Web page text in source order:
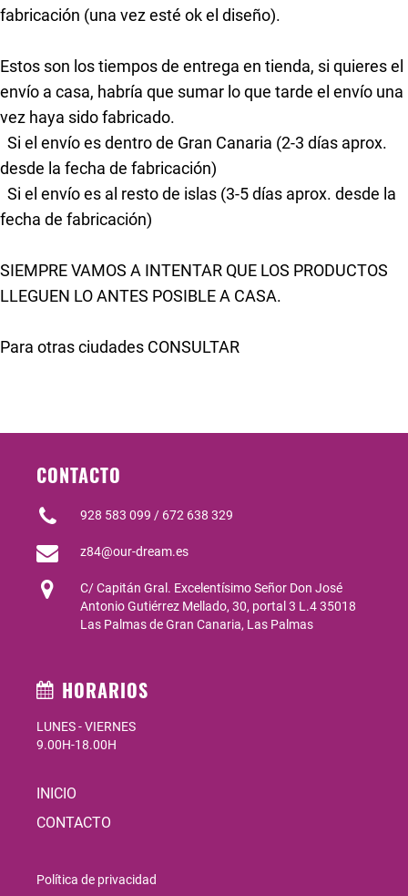
fabricación (una vez esté ok el diseño).
Estos son los tiempos de entrega en tienda, si quieres el
envío a casa, habría que sumar lo que tarde el envío una
vez haya sido fabricado.
Si el envío es dentro de Gran Canaria (2-3 días aprox.
desde la fecha de fabricación)
Si el envío es al resto de islas (3-5 días aprox. desde la
fecha de fabricación)
SIEMPRE VAMOS A INTENTAR QUE LOS PRODUCTOS
LLEGUEN LO ANTES POSIBLE A CASA.
Para otras ciudades CONSULTAR
CONTACTO
928 583 099 / 672 638 329
z84@our-dream.es
C/ Capitán Gral. Excelentísimo Señor Don José
Antonio Gutiérrez Mellado, 30, portal 3 L.4 35018
Las Palmas de Gran Canaria, Las Palmas
HORARIOS
LUNES - VIERNES
9.00H-18.00H
INICIO
CONTACTO
Política de privacidad